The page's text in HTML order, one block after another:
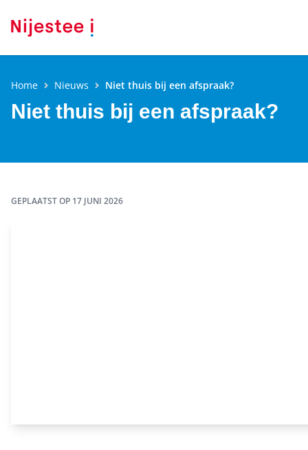
Home Nieuws Niet thuis bij een afspraak?
Niet thuis bij een afspraak?
GEPLAATST OP 17 JUNI 2026